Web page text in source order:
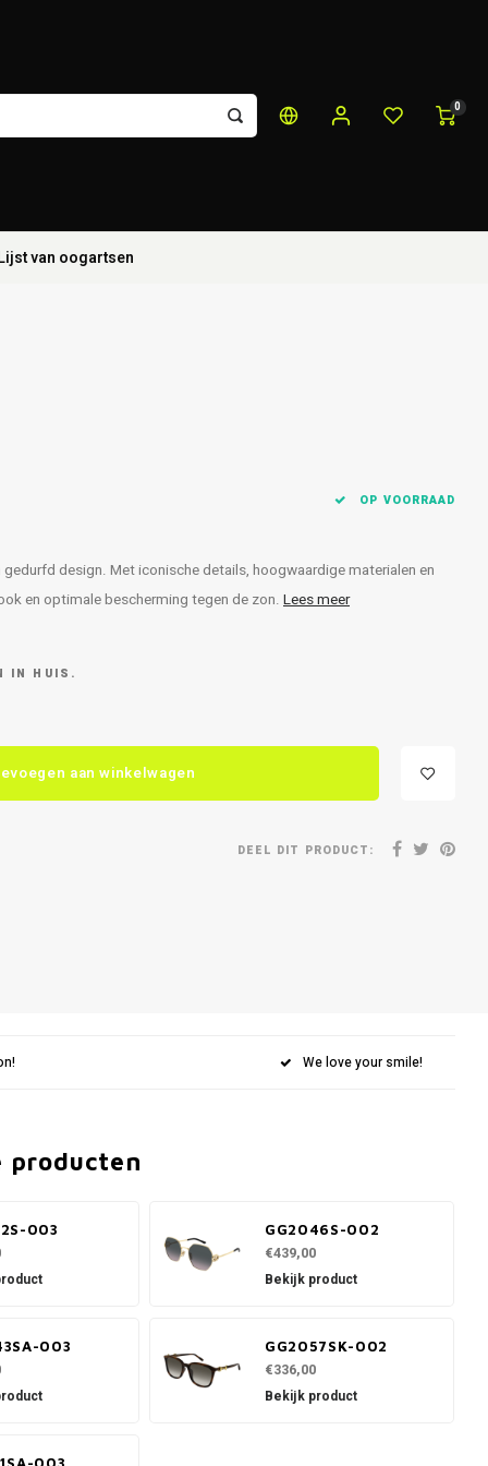
0
van oogartsen
OP VOORRAAD
design. Met iconische details, hoogwaardige materialen en
en optimale bescherming tegen de zon. Lees meer
IN HUIS.
aan winkelwagen
DEEL DIT PRODUCT:
We love your smile!
producten
003 GG2046S-002
€439,00
Bekijk product
003 GG2057SK-002
€336,00
Bekijk product
003